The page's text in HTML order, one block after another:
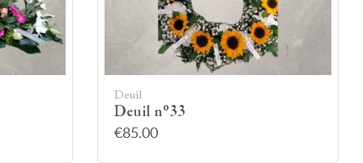
Deuil
Deuil n°33
€85.00